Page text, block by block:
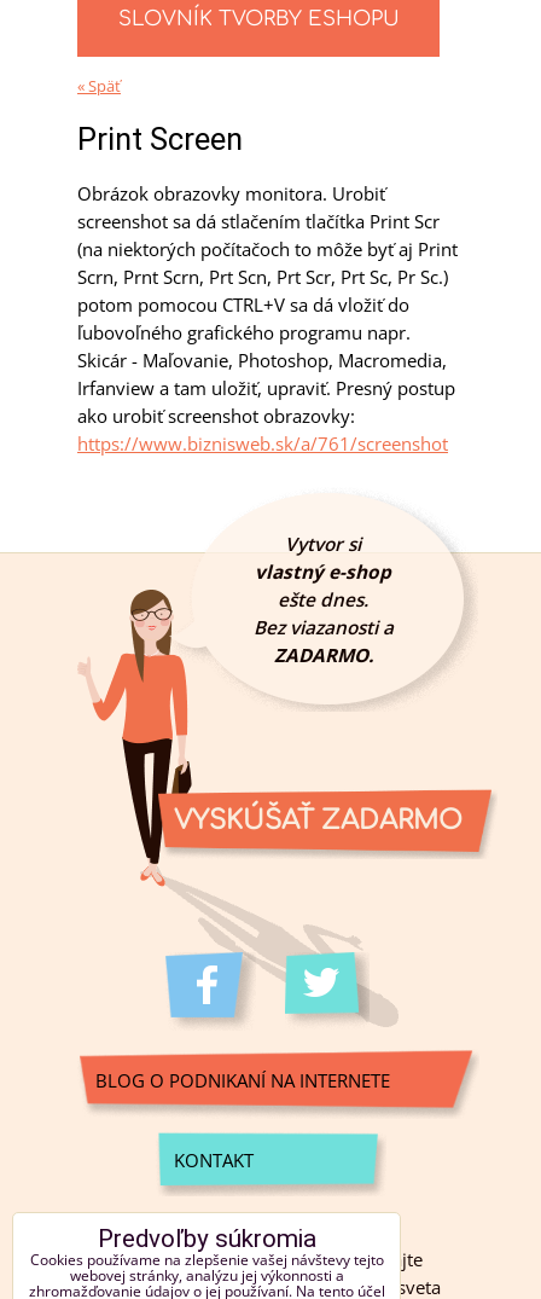
SLOVNÍK TVORBY ESHOPU
« Späť
Print Screen
Obrázok obrazovky monitora. Urobiť
screenshot sa dá stlačením tlačítka Print Scr
(na niektorých počítačoch to môže byť aj Print
Scrn, Prnt Scrn, Prt Scn, Prt Scr, Prt Sc, Pr Sc.)
potom pomocou CTRL+V sa dá vložiť do
ľubovoľného grafického programu napr.
Skicár - Maľovanie, Photoshop, Macromedia,
Irfanview a tam uložiť, upraviť. Presný postup
ako urobiť screenshot obrazovky:
https://www.biznisweb.sk/a/761/screenshot
Vytvor si
vlastný e-shop
ešte dnes.
Bez viazanosti a
ZADARMO.
VYSKÚŠAŤ ZADARMO
BLOG O PODNIKANÍ NA INTERNETE
KONTAKT
NOVINKY EMAILOM
Registrovať sa do newsletteru (získajte
pravidelné novinky a užitočné rady zo sveta
Predvoľby súkromia
Cookies používame na zlepšenie vašej návštevy tejto
webovej stránky, analýzu jej výkonnosti a
zhromažďovanie údajov o jej používaní. Na tento účel